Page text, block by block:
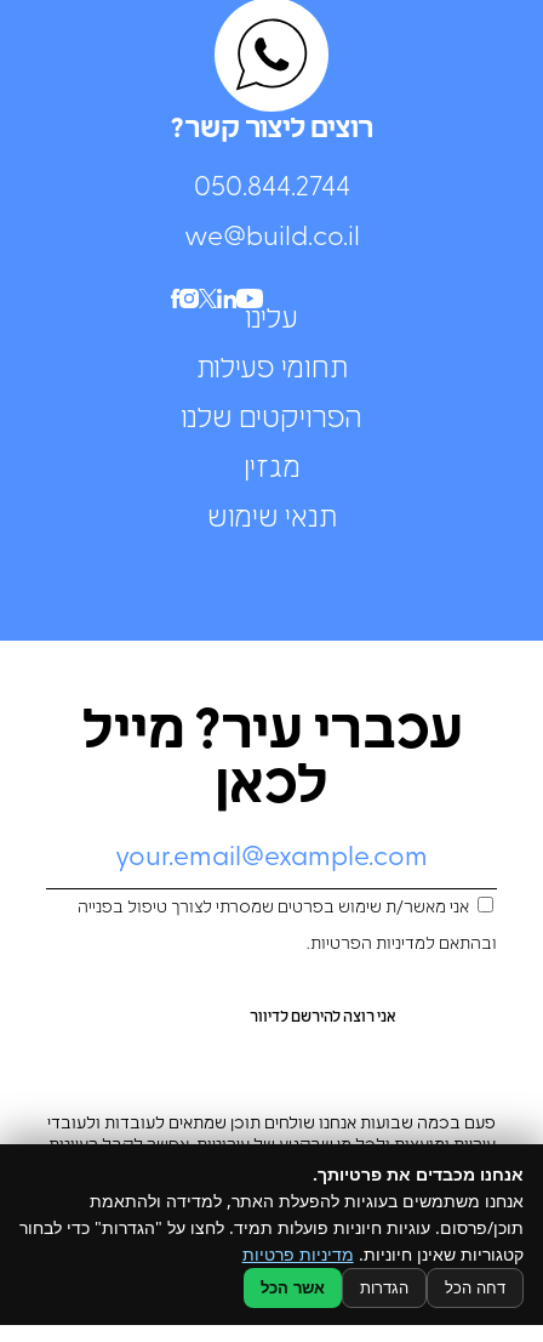
עלינו
תחומי פעילות
הפרויקטים שלנו
מגזין
תנאי שימוש
רוצים ליצור קשר?
050.844.2744⁩
we@build.co.il
עכברי עיר? מייל
לכאן
אני מאשר/ת שימוש בפרטים שמסרתי לצורך טיפול בפנייה
ובהתאם למדיניות הפרטיות.
פעם בכמה שבועות אנחנו שולחים תוכן שמתאים לעובדות ולעובדי
עיריות ומועצות ולכל מי שבקטע של עירוניות. אפשר לקבל רעיונות
@ כל הזכויות שמורות ל –Build
אנחנו מכבדים את פרטיותך.
אנחנו משתמשים בעוגיות להפעלת האתר, למדידה ולהתאמת
תוכן/פרסום. עוגיות חיוניות פועלות תמיד. לחצו על "הגדרות" כדי לבחור
קטגוריות שאינן חיוניות. מדיניות פרטיות
דחה הכל הגדרות אשר הכל